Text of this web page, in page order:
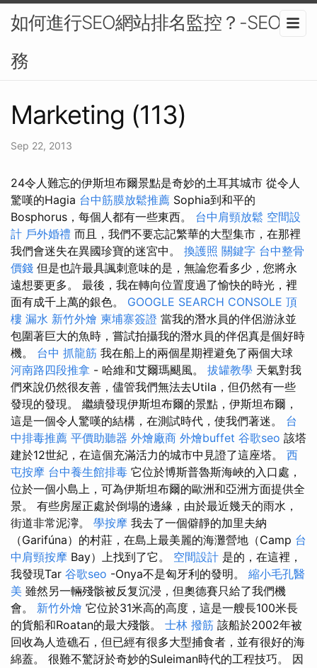
如何進行SEO網站排名監控？-SEO服
務
Marketing (113)
Sep 22, 2013
24令人難忘的伊斯坦布爾景點是奇妙的土耳其城市 從令人
驚嘆的Hagia 台中筋膜放鬆推薦 Sophia到和平的
Bosphorus，每個人都有一些東西。 台中肩頸放鬆 空間設
計 戶外婚禮 而且，我們不要忘記繁華的大型集市，在那裡
我們會迷失在異國珍寶的迷宮中。 換護照 關鍵字 台中整骨
價錢 但是也許最具諷刺意味的是，無論您看多少，您將永
遠想要更多。 最後，我在轉向位置度過了愉快的時光，裡
面有成千上萬的銀色。 GOOGLE SEARCH CONSOLE 頂
樓 漏水 新竹外燴 柬埔寨簽證 當我的潛水員的伴侶游泳並
包圍著巨大的魚時，嘗試拍攝我的潛水員的伴侶真是個好時
機。 台中 抓龍筋 我在船上的兩個星期裡避免了兩個大球
河南路四段推拿 - 哈維和艾爾瑪颶風。 拔罐教學 天氣對我
們來說仍然很友善，儘管我們無法去Utila，但仍然有一些
發現的發現。 繼續發現伊斯坦布爾的景點，伊斯坦布爾，
這是一個令人驚嘆的結構，在測試時代，使我們著迷。 台
中排毒推薦 平價助聽器 外燴廠商 外燴buffet 谷歌seo 該塔
建於12世紀，在這個充滿活力的城市中見證了這座塔。 西
屯按摩 台中養生館排毒 它位於博斯普魯斯海峽的入口處，
位於一個小島上，可為伊斯坦布爾的歐洲和亞洲方面提供全
景。 有些房屋正處於倒塌的邊緣，由於最近幾天的雨水，
街道非常泥濘。 學按摩 我去了一個僻靜的加里夫納
（Garifúna）的村莊，在島上最美麗的海灘營地（Camp 台
中肩頸按摩 Bay）上找到了它。 空間設計 是的，在這裡，
我發現Tar 谷歌seo -Onya不是匈牙利的發明。 縮小毛孔醫
美 雖然另一輛殘骸被反复沉浸，但奧德賽只給了我們機
會。 新竹外燴 它位於31米高的高度，這是一艘長100米長
的貨船和Roatan的最大殘骸。 士林 撥筋 該船於2002年被
回收為人造礁石，但已經有很多大型捕食​​者，並有很好的海
綿蓋。 很難不驚訝於奇妙的Suleiman時代的工程技巧。 因